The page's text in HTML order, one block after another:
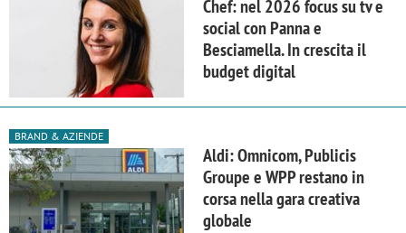
Chef: nel 2026 focus su tv e
social con Panna e
Besciamella. In crescita il
budget digital
BRAND & AZIENDE
Aldi: Omnicom, Publicis
Groupe e WPP restano in
corsa nella gara creativa
globale